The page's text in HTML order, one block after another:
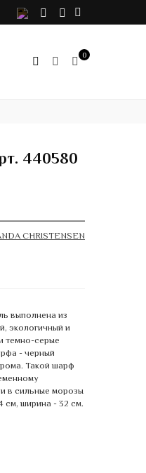
VK Telegram
0
440580
выполнена из
экологичный и
темно-серые
- черный
Такой шарф
в сильные морозы
см, ширина - 32 см.